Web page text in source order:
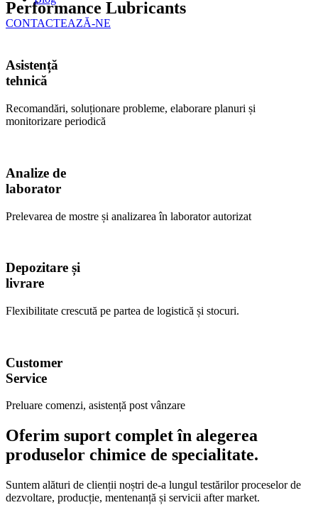
CONTACTEAZĂ-NE
Performance Lubricants
Asistență
tehnică
Recomandări, soluționare probleme, elaborare planuri și
monitorizare periodică
Analize de
laborator
Prelevarea de mostre și analizarea în laborator autorizat
Depozitare și
livrare
Flexibilitate crescută pe partea de logistică și stocuri.
Customer
Service
Preluare comenzi, asistență post vânzare
Oferim suport complet în alegerea
produselor chimice de specialitate.
Suntem alături de clienții noștri de-a lungul testărilor proceselor de
dezvoltare, producție, mentenanță și servicii after market.